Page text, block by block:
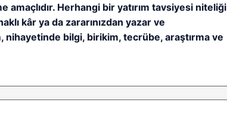
Herhangi bir yatırım tavsiyesi niteliği
kâr ya da zararınızdan yazar ve
nihayetinde bilgi, birikim, tecrübe, araştırma ve